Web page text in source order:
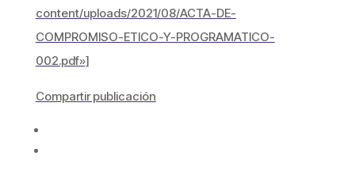
content/uploads/2021/08/ACTA-DE-
COMPROMISO-ETICO-Y-PROGRAMATICO-
002.pdf»]
Compartir publicación